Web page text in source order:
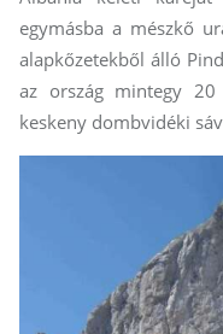
egymásba a mészkő
alapkőzetekből álló
az ország mintegy 20
keskeny dombvidéki